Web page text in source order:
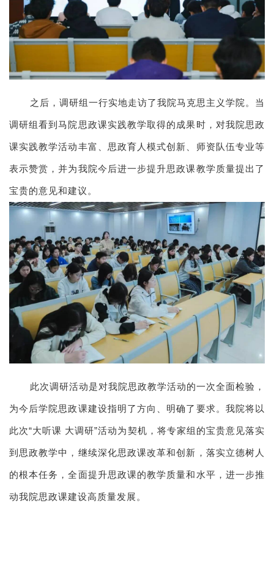
之后，调研组一行实地走访了我院马克思主义学院。当
调研组看到马院思政课实践教学取得的成果时，对我院思政
课实践教学活动丰富、思政育人模式创新、师资队伍专业等
表示赞赏，并为我院今后进一步提升思政课教学质量提出了
宝贵的意见和建议。
此次调研活动是对我院思政教学活动的一次全面检验，
为今后学院思政课建设指明了方向、明确了要求。我院将以
此次“大听课 大调研”活动为契机，将专家组的宝贵意见落实
到思政教学中，继续深化思政课改革和创新，落实立德树人
的根本任务，全面提升思政课的教学质量和水平，进一步推
动我院思政课建设高质量发展。